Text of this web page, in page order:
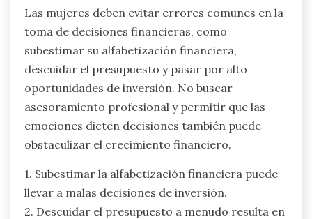
Las mujeres deben evitar errores comunes en la
toma de decisiones financieras, como
subestimar su alfabetización financiera,
descuidar el presupuesto y pasar por alto
oportunidades de inversión. No buscar
asesoramiento profesional y permitir que las
emociones dicten decisiones también puede
obstaculizar el crecimiento financiero.
1. Subestimar la alfabetización financiera puede
llevar a malas decisiones de inversión.
2. Descuidar el presupuesto a menudo resulta en